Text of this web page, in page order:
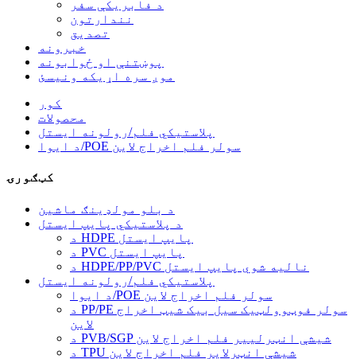
د فابریکې سفر
نندارتون
تصدیق
خبرونه
پوښتنې او ځوابونه
موږ سره اړیکه ونیسئ
کور
محصولات
پلاستيکي فلم/رولونه ایستل
د ایوا/POE سولر فلم اخراج لاین
کټګورۍ
د بلو مولډینګ ماشین
د پلاستيکي پایپ ایستل
د HDPE پایپ ایستل
د PVC پایپ ایستل
د HDPE/PP/PVC نالیه شوي پایپ ایستل
پلاستيکي فلم/رولونه ایستل
د ایوا/POE سولر فلم اخراج لاین
د PP/PE سولر فوټوولټیک سیل بیک شیټ اخراج
لاین
د PVB/SGP شیشې انټرلییر فلم اخراج لاین
د TPU شیشې انټرلایر فلم اخراج لاین